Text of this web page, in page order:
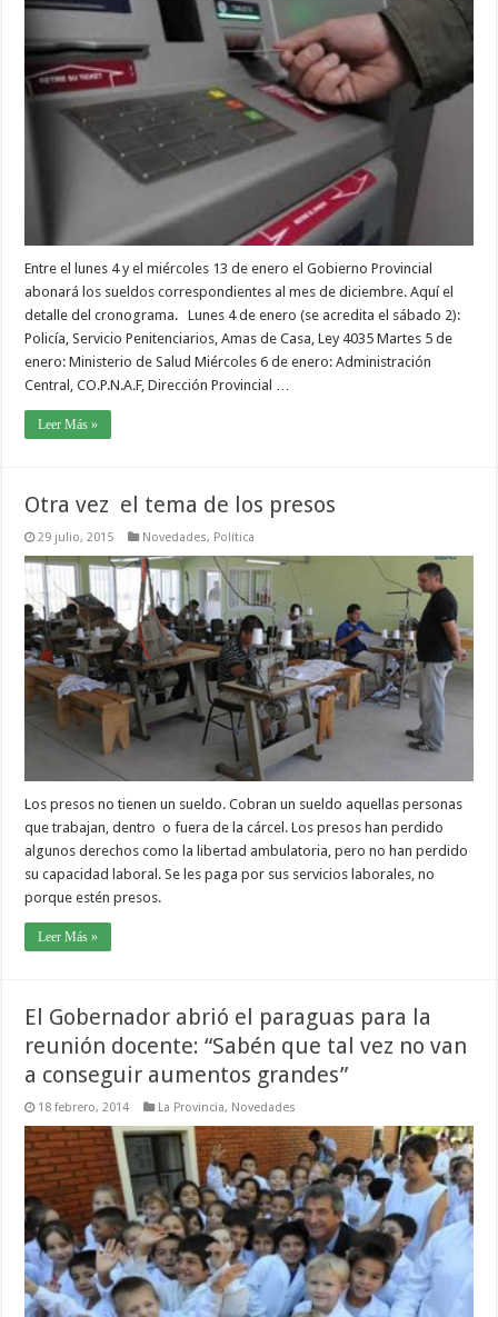
Entre el lunes 4 y el miércoles 13 de enero el Gobierno Provincial
abonará los sueldos correspondientes al mes de diciembre. Aquí el
detalle del cronograma. Lunes 4 de enero (se acredita el sábado 2):
Policía, Servicio Penitenciarios, Amas de Casa, Ley 4035 Martes 5 de
enero: Ministerio de Salud Miércoles 6 de enero: Administración
Central, CO.P.N.A.F, Dirección Provincial …
Leer Más »
Otra vez el tema de los presos
29 julio, 2015 Novedades, Política
Los presos no tienen un sueldo. Cobran un sueldo aquellas personas
que trabajan, dentro o fuera de la cárcel. Los presos han perdido
algunos derechos como la libertad ambulatoria, pero no han perdido
su capacidad laboral. Se les paga por sus servicios laborales, no
porque estén presos.
Leer Más »
El Gobernador abrió el paraguas para la
reunión docente: “Sabén que tal vez no van
a conseguir aumentos grandes”
18 febrero, 2014 La Provincia, Novedades